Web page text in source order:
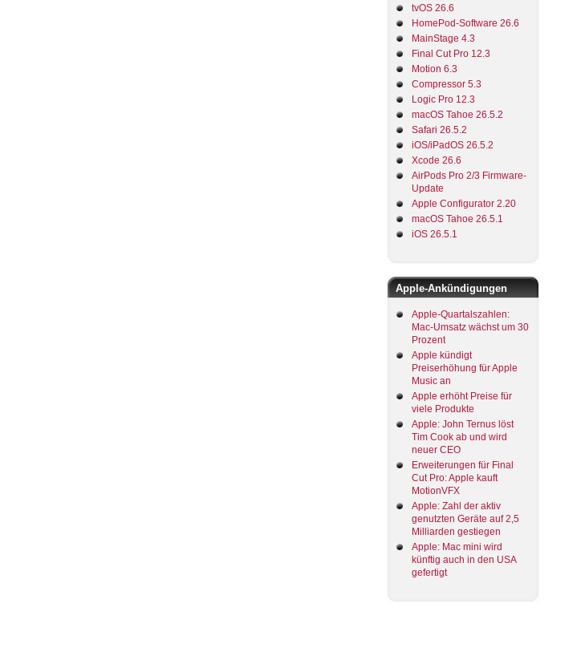
tvOS 26.6
HomePod-Software 26.6
MainStage 4.3
Final Cut Pro 12.3
Motion 6.3
Compressor 5.3
Logic Pro 12.3
macOS Tahoe 26.5.2
Safari 26.5.2
iOS/iPadOS 26.5.2
Xcode 26.6
AirPods Pro 2/3 Firmware-
Update
Apple Configurator 2.20
macOS Tahoe 26.5.1
iOS 26.5.1
Apple-Ankündigungen
Apple-Quartalszahlen:
Mac-Umsatz wächst um 30
Prozent
Apple kündigt
Preiserhöhung für Apple
Music an
Apple erhöht Preise für
viele Produkte
Apple: John Ternus löst
Tim Cook ab und wird
neuer CEO
Erweiterungen für Final
Cut Pro: Apple kauft
MotionVFX
Apple: Zahl der aktiv
genutzten Geräte auf 2,5
Milliarden gestiegen
Apple: Mac mini wird
künftig auch in den USA
gefertigt